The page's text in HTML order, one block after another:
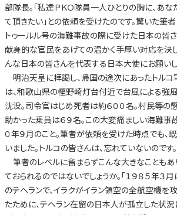
部隊長。「私達ＰＫＯ隊員一人ひとりの胸に、あ
て頂きたい」との依頼を受けたのです。驚いた筆者
トゥールル号の海難事故の際に受けた日本の皆
献身的な官民をあげての温かく手厚い対応を決
んな日本の皆さんを代表する日本大使にお願いし
明治天皇に拝謁し、帰国の途次にあったトルコ
は、和歌山県の樫野崎灯台付近で台風による強
沈没。司令官はじめ死者は約６００名。村民等の
助かった乗員は６９名。この大変痛ましい海難事
０年９月のこと。筆者が依頼を受けた時点でも、
いました。トルコの皆さんは、忘れていないのです。
筆者のレベルに留まらずこんな大きなこともあ
ておられるのではないでしょうか。「１９８５年３月
のテヘランで、イラクがイラン領空の全航空機を
たために、テヘラン在留の日本人が孤立した状況